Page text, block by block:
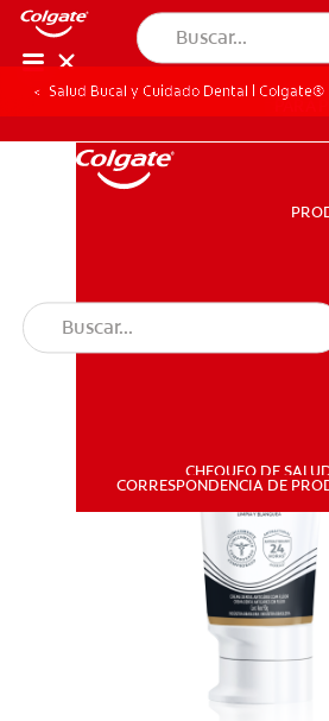
PARA
CHEQUEO DE
CORRESPONDENCIA DE
Salud Bucal y Cuidado Dental | Colgate®